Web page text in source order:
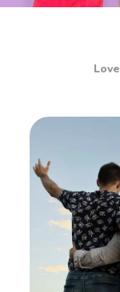
Love